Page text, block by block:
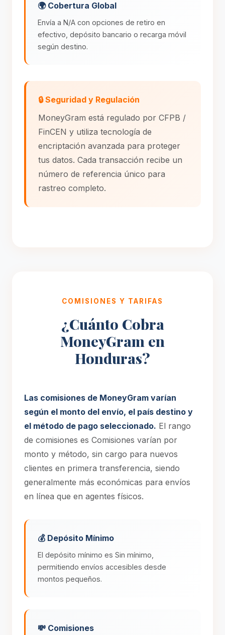
🌍 Cobertura Global
Envía a N/A con opciones de retiro en
efectivo, depósito bancario o recarga móvil
según destino.
🔒 Seguridad y Regulación
MoneyGram está regulado por CFPB /
FinCEN y utiliza tecnología de
encriptación avanzada para proteger
tus datos. Cada transacción recibe un
número de referencia único para
rastreo completo.
COMISIONES Y TARIFAS
¿Cuánto Cobra
MoneyGram en
Honduras?
Las comisiones de MoneyGram varían
según el monto del envío, el país destino y
el método de pago seleccionado. El rango
de comisiones es Comisiones varían por
monto y método, sin cargo para nuevos
clientes en primera transferencia, siendo
generalmente más económicas para envíos
en línea que en agentes físicos.
💰 Depósito Mínimo
El depósito mínimo es Sin mínimo,
permitiendo envíos accesibles desde
montos pequeños.
💸 Comisiones